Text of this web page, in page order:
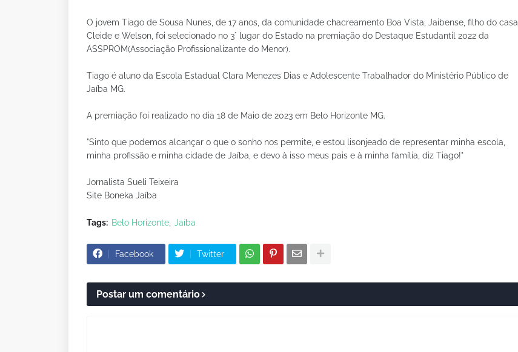
O jovem Tiago de Sousa Nunes, de 17 anos, da comunidade chacreamento Boa Vista, Jaibense, filho do casal
Cleide e Welson, foi selecionado no 3° lugar do Estado na premiação do Destaque Estudantil 2022 da
ASSPROM(Associação Profissionalizante do Menor).
Tiago é aluno da Escola Estadual Clara Menezes Dias e Adolescente Trabalhador do Ministério Público de
Jaíba MG.
A premiação foi realizado no dia 18 de Maio de 2023 em Belo Horizonte MG.
"Sinto que podemos alcançar o que o sonho nos permite, e estou lisonjeado de representar minha escola,
minha profissão e minha cidade de Jaíba, e devo à isso meus pais e à minha família, diz Tiago!"
Jornalista Sueli Teixeira
Site Boneka Jaíba
Tags: Belo Horizonte Jaíba
Facebook Twitter
Postar um comentário